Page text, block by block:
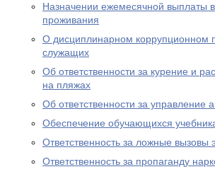
Назначении ежемесячной выплаты
проживания
О дисциплинарном коррупционном
служащих
Об ответственности за курение и
на пляжах
Об ответственности за управление
Обеспечение обучающихся
Ответственность за ложные вызовы
Ответственность за пропаганду